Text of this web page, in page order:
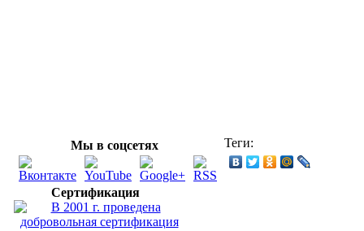
Мы в соцсетях
Сертификация
Теги: